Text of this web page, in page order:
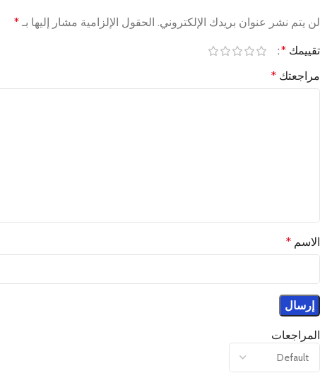
المراجعات
لن يتم نشر عنوان بريدك الإلكتروني. الحقول الإلزامية مشار إليها بـ *
تقييمك *
مراجعتك *
الاسم *